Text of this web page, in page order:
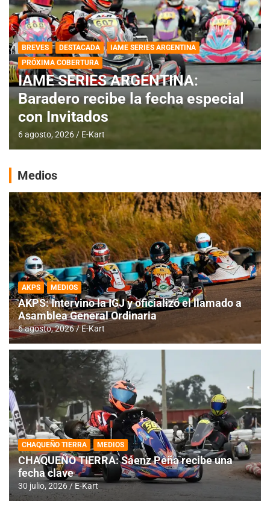
BREVES DESTACADA
IAME SERIES ARGENTINA
PRÓXIMA COBERTURA
IAME SERIES ARGENTINA:
Baradero recibe la fecha especial
con Invitados
6 agosto, 2026 E-Kart
Medios
AKPS MEDIOS
AKPS: Intervino la IGJ y oficializó el llamado a
Asamblea General Ordinaria
6 agosto, 2026 E-Kart
CHAQUEÑO TIERRA MEDIOS
CHAQUEÑO TIERRA: Sáenz Peña recibe una
fecha clave
30 julio, 2026 E-Kart